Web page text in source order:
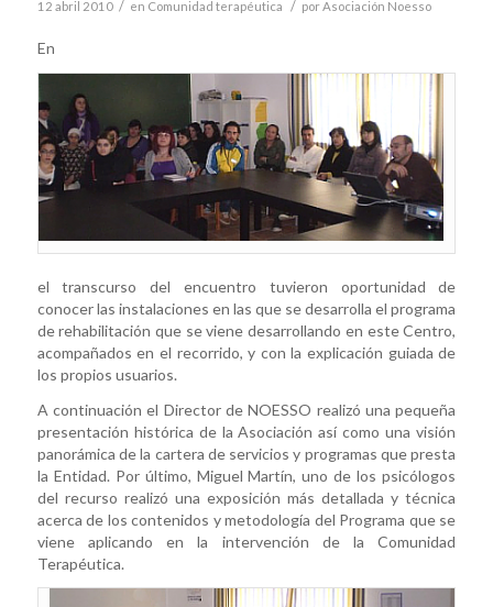
12 abril 2010 / en Comunidad terapéutica / porAsociación Noesso
En
el transcurso del encuentro tuvieron oportunidad de
conocer las instalaciones en las que se desarrolla el programa
de rehabilitación que se viene desarrollando en este Centro,
acompañados en el recorrido, y con la explicación guiada de
los propios usuarios.
A continuación el Director de NOESSO realizó una pequeña
presentación histórica de la Asociación así como una visión
panorámica de la cartera de servicios y programas que presta
la Entidad. Por último, Miguel Martín, uno de los psicólogos
del recurso realizó una exposición más detallada y técnica
acerca de los contenidos y metodología del Programa que se
viene aplicando en la intervención de la Comunidad
Terapéutica.